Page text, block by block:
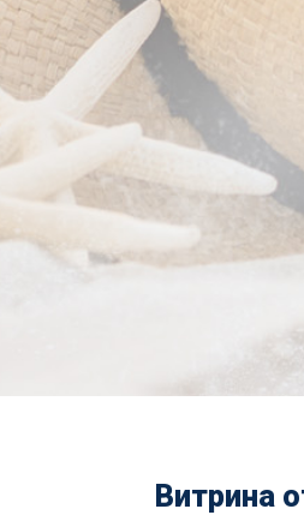
Витрина